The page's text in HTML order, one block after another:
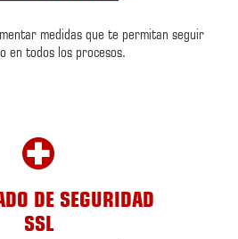
medidas que te permitan seguir
en todos los procesos.
DE SEGURIDAD
SSL